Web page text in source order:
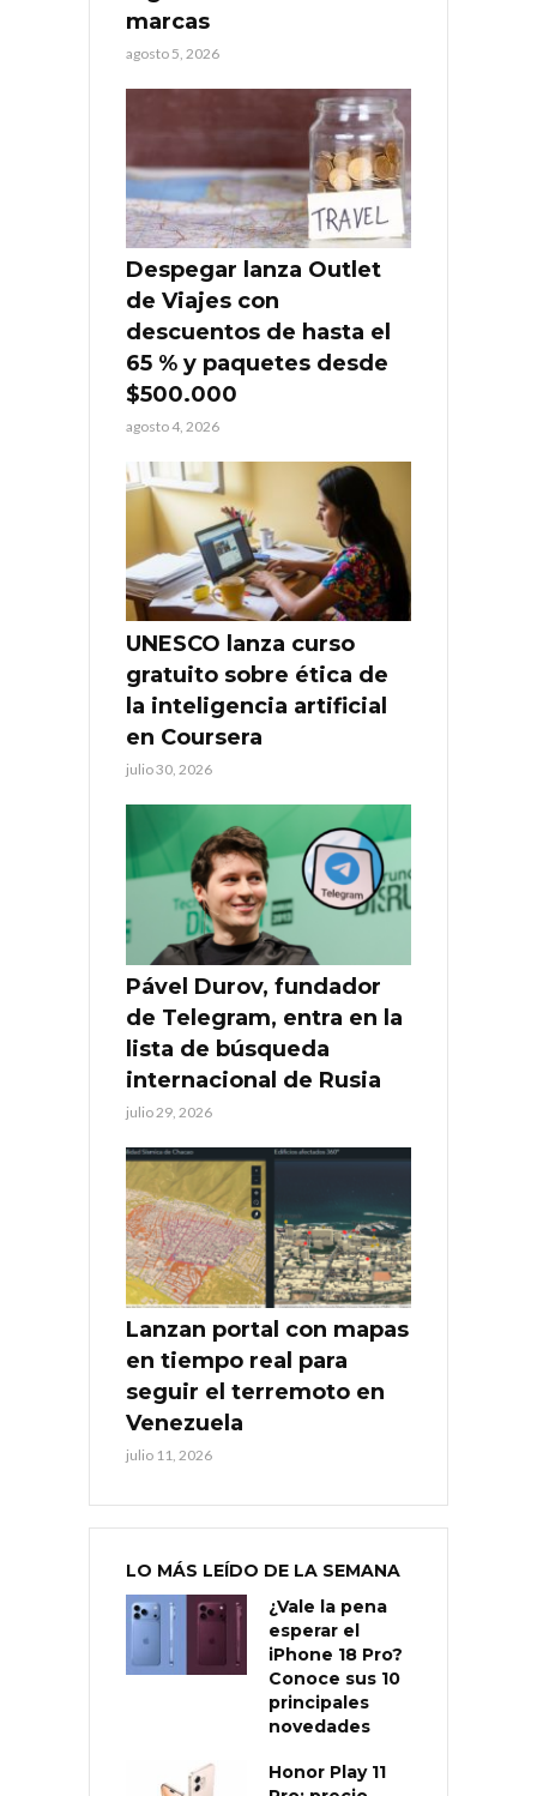
marcas
agosto 5, 2026
Despegar lanza Outlet
de Viajes con
descuentos de hasta el
65 % y paquetes desde
$500.000
agosto 4, 2026
UNESCO lanza curso
gratuito sobre ética de
la inteligencia artificial
en Coursera
julio 30, 2026
Pável Durov, fundador
de Telegram, entra en la
lista de búsqueda
internacional de Rusia
julio 29, 2026
Lanzan portal con mapas
en tiempo real para
seguir el terremoto en
Venezuela
julio 11, 2026
LO MÁS LEÍDO DE LA SEMANA
¿Vale la pena
esperar el
iPhone 18 Pro?
Conoce sus 10
principales
novedades
Honor Play 11